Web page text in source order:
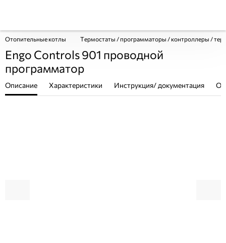
Отопительные котлы Термостаты / программаторы / контроллеры /
Engo Controls 901 проводной
программатор
Описание Характеристики Инструкция/ документация